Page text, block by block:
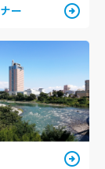
ー arrow_circle_right
arrow_circle_right